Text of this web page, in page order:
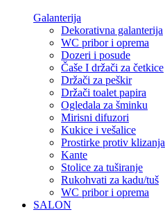
Galanterija
Dekorativna galanterija
WC pribor i oprema
Dozeri i posude
Čaše I držači za četkice
Držači za peškir
Držači toalet papira
Ogledala za šminku
Mirisni difuzori
Kukice i vešalice
Prostirke protiv klizanja
Kante
Stolice za tuširanje
Rukohvati za kadu/tuš
WC pribor i oprema
SALON